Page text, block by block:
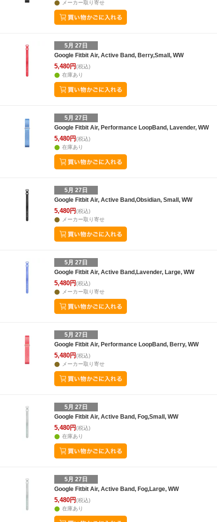
メーカー取り寄せ
5月 27日
Google Fitbit Air, Active Band, Berry,Small, WW
5,480円(税込)
在庫あり
5月 27日
Google Fitbit Air, Performance LoopBand, Lavender, WW
5,480円(税込)
在庫あり
5月 27日
Google Fitbit Air, Active Band,Obsidian, Small, WW
5,480円(税込)
メーカー取り寄せ
5月 27日
Google Fitbit Air, Active Band,Lavender, Large, WW
5,480円(税込)
メーカー取り寄せ
5月 27日
Google Fitbit Air, Performance LoopBand, Berry, WW
5,480円(税込)
メーカー取り寄せ
5月 27日
Google Fitbit Air, Active Band, Fog,Small, WW
5,480円(税込)
在庫あり
5月 27日
Google Fitbit Air, Active Band, Fog,Large, WW
5,480円(税込)
在庫あり